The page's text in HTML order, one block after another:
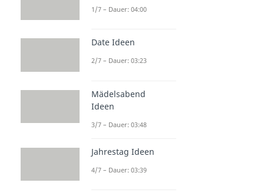
1/7 – Dauer: 04:00
Date Ideen
2/7 – Dauer: 03:23
Mädelsabend
Ideen
3/7 – Dauer: 03:48
Jahrestag Ideen
4/7 – Dauer: 03:39